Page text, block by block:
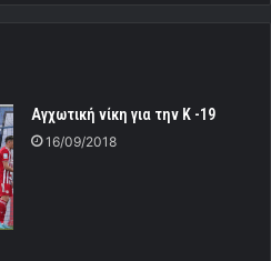
Αγχωτική νίκη για την Κ -19
16/09/2018